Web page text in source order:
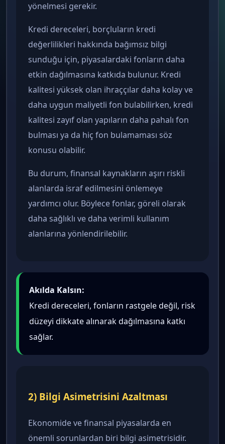
yönelmesi gerekir.
Kredi dereceleri, borçluların kredi
değerlilikleri hakkında bağımsız bilgi
sunduğu için, piyasalardaki fonların daha
etkin dağılmasına katkıda bulunur. Kredi
kalitesi yüksek olan ihraççılar daha kolay ve
daha uygun maliyetli fon bulabilirken, kredi
kalitesi zayıf olan yapıların daha pahalı fon
bulması ya da hiç fon bulamaması söz
konusu olabilir.
Bu durum, finansal kaynakların aşırı riskli
alanlarda israf edilmesini önlemeye
yardımcı olur. Böylece fonlar, göreli olarak
daha sağlıklı ve daha verimli kullanım
alanlarına yönlendirilebilir.
Akılda Kalsın:
Kredi dereceleri, fonların rastgele değil, risk
düzeyi dikkate alınarak dağılmasına katkı
sağlar.
2) Bilgi Asimetrisini Azaltması
Ekonomide ve finansal piyasalarda en
önemli sorunlardan biri bilgi asimetrisidir.